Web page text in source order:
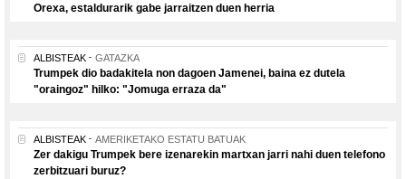
Orexa, estaldurarik gabe jarraitzen duen herria
ALBISTEAK GATAZKA
Trumpek dio badakitela non dagoen Jamenei, baina ez dutela
"oraingoz" hilko: "Jomuga erraza da"
ALBISTEAK AMERIKETAKO ESTATU BATUAK
Zer dakigu Trumpek bere izenarekin martxan jarri nahi duen telefono
zerbitzuari buruz?